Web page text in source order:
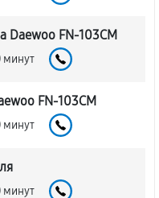
Daewoo FN-103CM
минут
FN-103CM
минут
минут